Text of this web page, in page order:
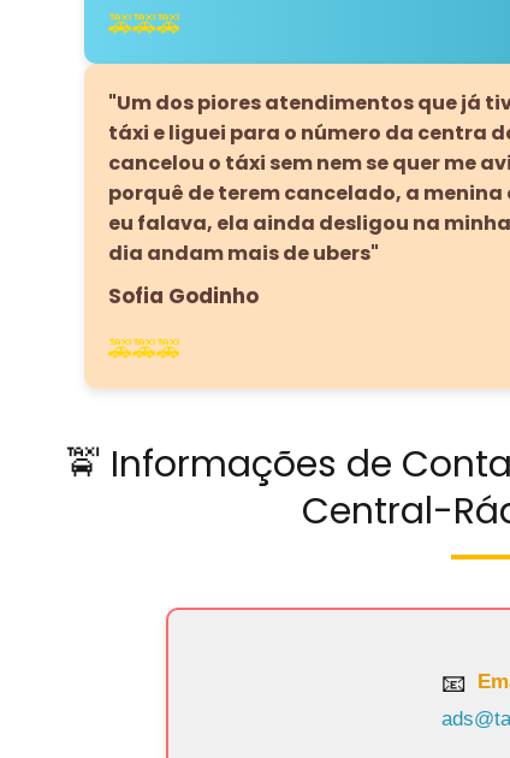
🚕🚕🚕
"Um dos piores atendimentos que já
táxi e liguei para o número da centra
cancelou o táxi sem nem se quer me
porquê de terem cancelado, a
eu falava, ela ainda desligou na
dia andam mais de ubers"
Sofia Godinho
🚕🚕🚕
🚖 Informações de
Central-